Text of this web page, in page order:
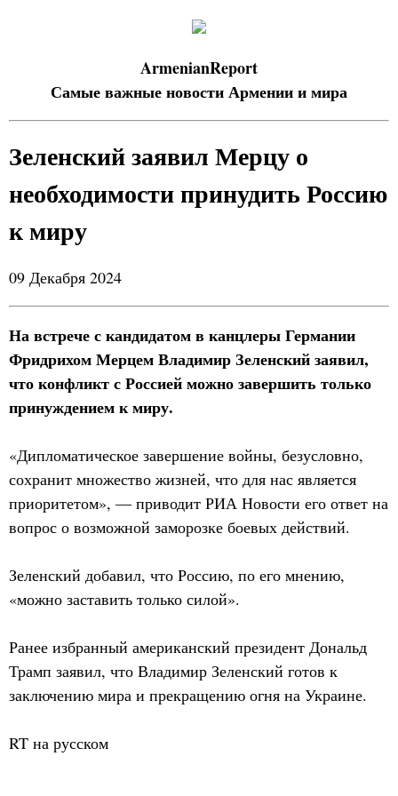
ArmenianReport
Самые важные новости Армении и мира
Зеленский заявил Мерцу о
необходимости принудить Россию
к миру
09 Декабря 2024
На встрече с кандидатом в канцлеры Германии
Фридрихом Мерцем Владимир Зеленский заявил,
что конфликт с Россией можно завершить только
принуждением к миру.
«Дипломатическое завершение войны, безусловно,
сохранит множество жизней, что для нас является
приоритетом», — приводит РИА Новости его ответ на
вопрос о возможной заморозке боевых действий.
Зеленский добавил, что Россию, по его мнению,
«можно заставить только силой».
Ранее избранный американский президент Дональд
Трамп заявил, что Владимир Зеленский готов к
заключению мира и прекращению огня на Украине.
RT на русском